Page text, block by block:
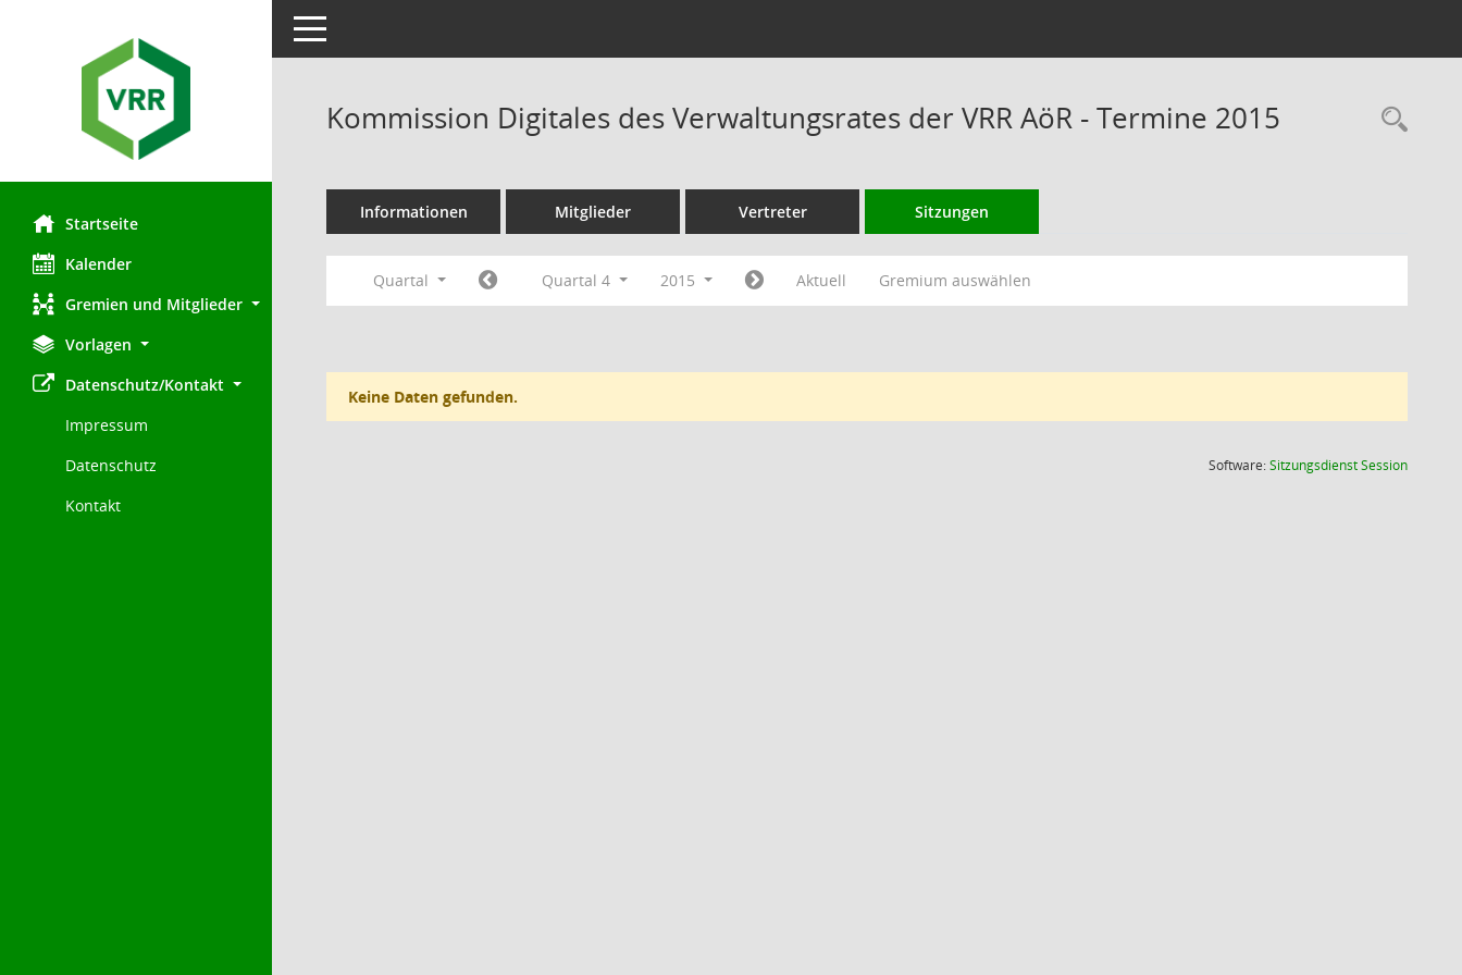
Startseite
Kalender
Gremien und Mitglieder
Vorlagen
Datenschutz/Kontakt
Impressum
Datenschutz
Kontakt
Toggle navigation
Kommission Digitales des Verwaltungsrates der VRR AöR - Termine 2015
Informationen Mitglieder Vertreter Sitzungen
Quartal Quartal 4 2015 Aktuell Gremium auswählen
Keine Daten gefunden.
Software:SitzungsdienstSession(Wird in